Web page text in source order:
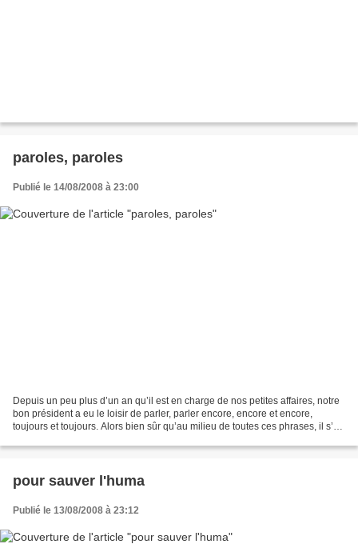
paroles, paroles
Publié le 14/08/2008 à 23:00
Depuis un peu plus d’un an qu’il est en charge de nos petites affaires, notre
bon président a eu le loisir de parler, parler encore, encore et encore,
toujours et toujours. Alors bien sûr qu’au milieu de toutes ces phrases, il s’en
pour sauver l'huma
Publié le 13/08/2008 à 23:12